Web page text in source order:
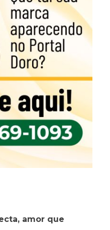
amor que